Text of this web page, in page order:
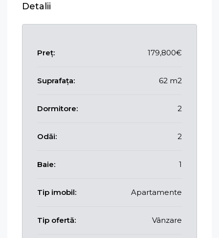
Detalii
Preț: 179,800€
Suprafața: 62 m2
Dormitore: 2
Odăi: 2
Baie: 1
Tip imobil: Apartamente
Tip ofertă: Vânzare